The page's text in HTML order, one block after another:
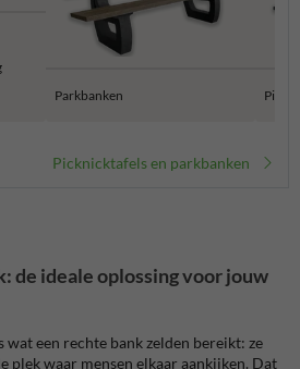
Parkbanken
Picknicktafels en parkbanken
de ideale oplossing voor jouw
wat een rechte bank zelden bereikt: ze
plek waar mensen elkaar aankijken. Dat